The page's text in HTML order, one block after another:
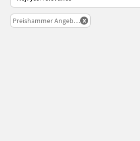
Preishammer Angebotex